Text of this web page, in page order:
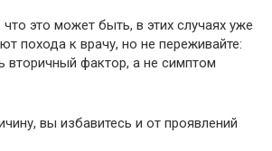
это может быть, в этих случаях уже
похода к врачу, но не переживайте:
фактор, а не симптом
вы избавитесь и от проявлений